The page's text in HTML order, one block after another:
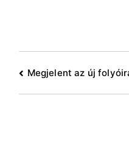
Bejegyzés
Megjelent az új